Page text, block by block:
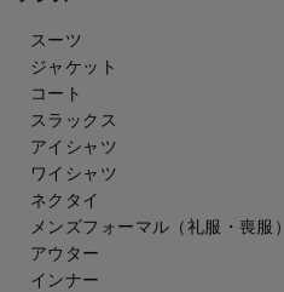
スーツ
ジャケット
コート
スラックス
アイシャツ
ワイシャツ
ネクタイ
メンズフォーマル （礼服・喪服）
アウター
インナー